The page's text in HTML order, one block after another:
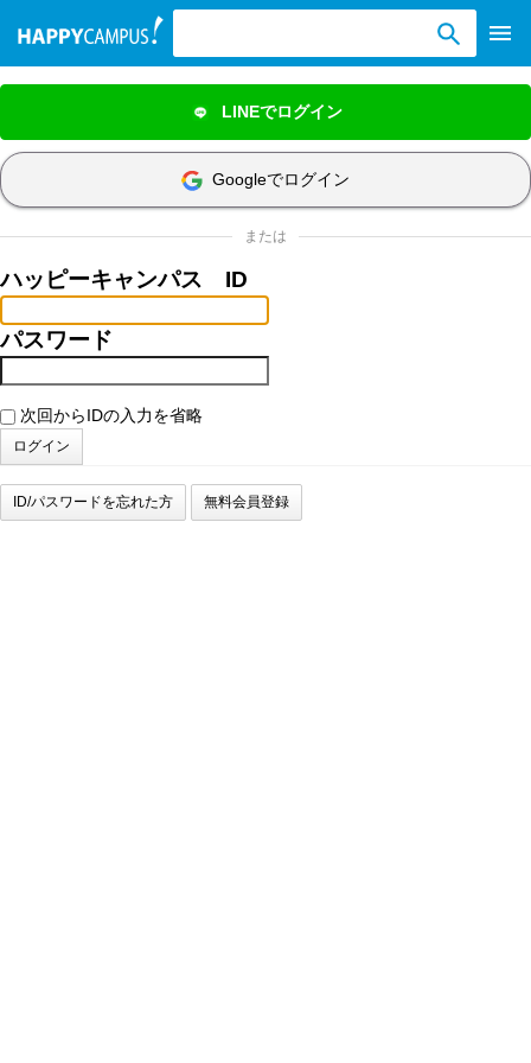
LINEでログイン
Googleでログイン
または
ハッピーキャンパス ID
パスワード
次回からIDの入力を省略
ID/パスワードを忘れた方 無料会員登録